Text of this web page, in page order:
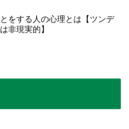
をする人の心理とは【ツンデ
非現実的】